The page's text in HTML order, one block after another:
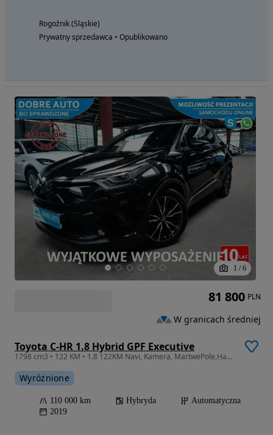
Rogoźnik (Śląskie)
Prywatny sprzedawca • Opublikowano
1 / 6
Toyota C-HR 1.8 Hybrid GPF Executive
1798 cm3 • 122 KM • 1.8 122KM Navi, Kamera, MartwePole,HandsFree, Asyst.Parkowania,
Wyróżnione
110 000 km Hybryda
Automatyczna
2019
81 800 PLN
W granicach średniej